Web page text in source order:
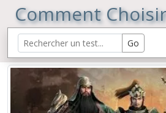
Comment